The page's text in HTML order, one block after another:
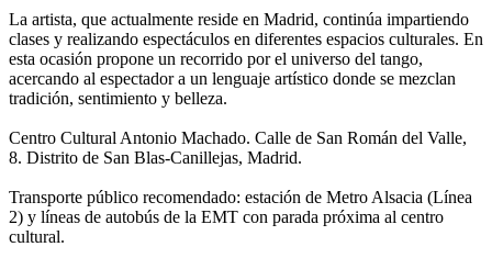
La artista, que actualmente reside en Madrid, continúa impartiendo
clases y realizando espectáculos en diferentes espacios culturales. En
esta ocasión propone un recorrido por el universo del tango,
acercando al espectador a un lenguaje artístico donde se mezclan
tradición, sentimiento y belleza.
Centro Cultural Antonio Machado. Calle de San Román del Valle,
8. Distrito de San Blas-Canillejas, Madrid.
Transporte público recomendado: estación de Metro Alsacia (Línea
2) y líneas de autobús de la EMT con parada próxima al centro
cultural.